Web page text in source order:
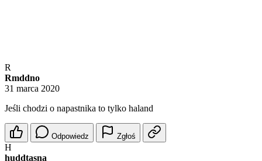
R
Rmddno
31 marca 2020
Jeśli chodzi o napastnika to tylko haland
Odpowiedz Zgłoś
H
huddtasna